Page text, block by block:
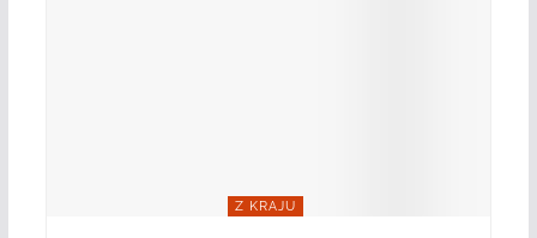
Z KRAJU